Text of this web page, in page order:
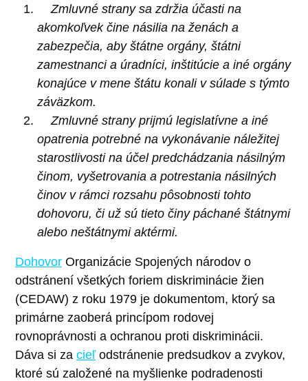
Zmluvné strany sa zdržia účasti na
akomkoľvek čine násilia na ženách a
zabezpečia, aby štátne orgány, štátni
zamestnanci a úradníci, inštitúcie a iné orgány
konajúce v mene štátu konali v súlade s týmto
záväzkom.
Zmluvné strany prijmú legislatívne a iné
opatrenia potrebné na vykonávanie náležitej
starostlivosti na účel predchádzania násilným
činom, vyšetrovania a potrestania násilných
činov v rámci rozsahu pôsobnosti tohto
dohovoru, či už sú tieto činy páchané štátnymi
alebo neštátnymi aktérmi.
Dohovor Organizácie Spojených národov o
odstránení všetkých foriem diskriminácie žien
(CEDAW) z roku 1979 je dokumentom, ktorý sa
primárne zaoberá princípom rodovej
rovnoprávnosti a ochranou proti diskriminácii.
Dáva si za cieľodstránenie predsudkov a zvykov,
ktoré sú založené na myšlienke podradenosti